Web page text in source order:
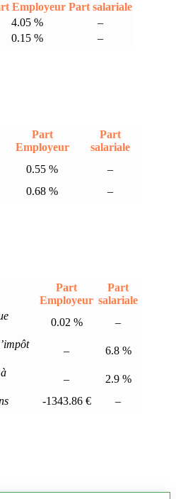
Employeur Part salariale
4.05 %
–
0.15 % –
Part
Employeur
Part
salariale
0.55 %
–
0.68 % –
Part
Employeur
Part
salariale
0.02 %
–
–
6.8 %
–
2.9 %
-1343.86 € –